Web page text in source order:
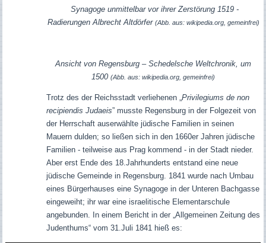
Synagoge unmittelbar vor ihrer Zerstörung 1519 -
Radierungen Albrecht Altdörfer (Abb. aus: wikipedia.org, gemeinfrei)
Ansicht von Regensburg – Schedelsche Weltchronik, um
1500(Abb. aus: wikipedia.org, gemeinfrei)
Trotz des der Reichsstadt verliehenen „ Privilegiums de non
recipiendis Judaeis” musste Regensburg in der Folgezeit von
der Herrschaft auserwählte jüdische Familien in seinen
Mauern dulden; so ließen sich in den 1660er Jahren jüdische
Familien - teilweise aus Prag kommend - in der Stadt nieder.
Aber erst Ende des 18.Jahrhunderts entstand eine neue
jüdische Gemeinde in Regensburg. 1841 wurde nach Umbau
eines Bürgerhauses eine Synagoge in der Unteren Bachgasse
eingeweiht; ihr war eine israelitische Elementarschule
angebunden. In einem Bericht in der „Allgemeinen Zeitung des
Judenthums“ vom 31.Juli 1841 hieß es: